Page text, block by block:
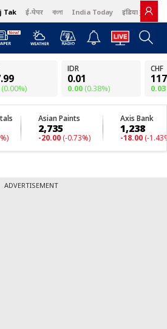
Tak ई-पेपर বাংলা India Today इंडिया टुडे हिंदी
ADVERTISEMENT